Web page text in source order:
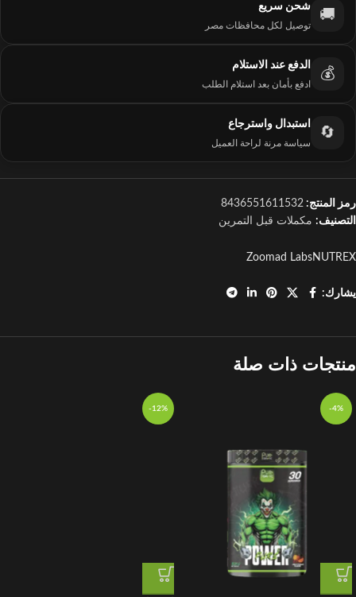
🚚
شحن سريع
توصيل لكل محافظات مصر
💰
الدفع عند الاستلام
ادفع بأمان بعد استلام الطلب
🔄
استبدال واسترجاع
سياسة مرنة لراحة العميل
رمز المنتج: 8436551611532
التصنيف: مكملات قبل التمرين
NUTREX
Zoomad Labs
يشارك:
منتجات ذات صلة
-4%
-12%